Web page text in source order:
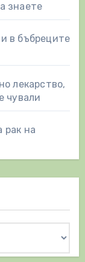
знаете
в бъбреците
лекарство,
чували
рак на